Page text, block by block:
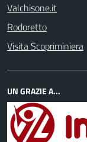
Valchisone.it
Rodoretto
Visita Scopriminiera
UN GRAZIE A...